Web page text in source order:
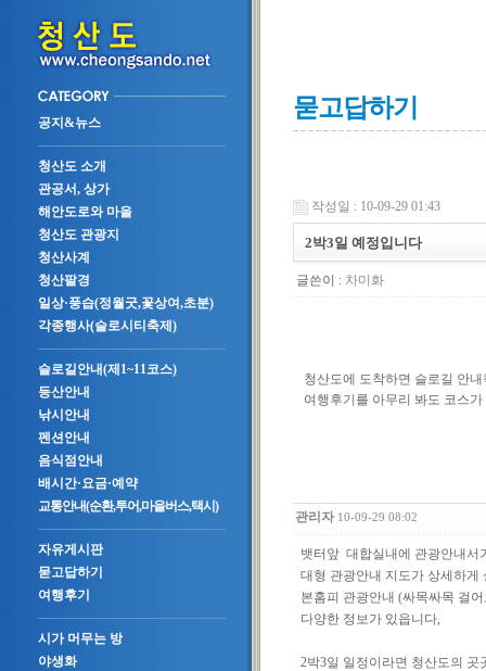
공지&뉴스
청산도 소개
관공서, 상가
해안도로와 마을
청산도 관광지
청산사계
청산팔경
일상·풍습(정월굿,꽃상여,초분)
각종행사(슬로시티축제)
슬로길안내(제1~11코스)
등산안내
낚시안내
펜션안내
음식점안내
배시간·요금·예약
교통안내(순환,투어,마을버스,택시)
자유게시판
묻고답하기
여행후기
시가 머무는 방
야생화
묻고답하기
작성일 : 10-09-29 01:43
2박3일 예정입니다
글쓴이 : 차미화
청산도에 도착하면 슬로길 안
여행후기를 아무리 봐도 코스
관리자 10-09-29 08:02
뱃터앞 대합실내에 관광안내서
대형 관광안내 지도가 상세하게
본홈피 관광안내 (싸목싸목 걸
다양한 정보가 있읍니다,
2박3일 일정이라면 청산도의